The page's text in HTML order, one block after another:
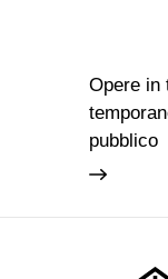
Opere in
pubblico